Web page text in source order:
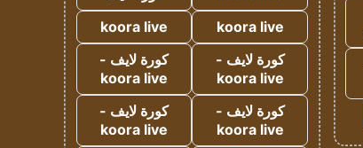
koora live
koora live
كورة لايف -
koora live
كورة لايف -
koora live
كورة لايف -
koora live
كورة لايف -
koora live